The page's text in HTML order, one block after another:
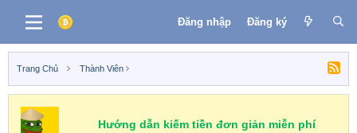
Đăng nhập Đăng ký
Trang Chủ Thành Viên
Hướng dẫn kiếm tiền đơn giản miễn phí